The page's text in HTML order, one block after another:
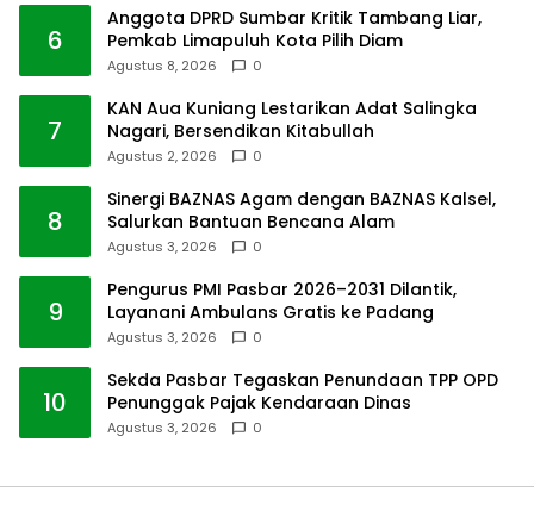
6
Anggota DPRD Sumbar Kritik Tambang Liar,
Pemkab Limapuluh Kota Pilih Diam
Agustus 8, 2026 0
7
KAN Aua Kuniang Lestarikan Adat Salingka
Nagari, Bersendikan Kitabullah
Agustus 2, 2026 0
8
Sinergi BAZNAS Agam dengan BAZNAS Kalsel,
Salurkan Bantuan Bencana Alam
Agustus 3, 2026 0
9
Pengurus PMI Pasbar 2026–2031 Dilantik,
Layanani Ambulans Gratis ke Padang
Agustus 3, 2026 0
10
Sekda Pasbar Tegaskan Penundaan TPP OPD
Penunggak Pajak Kendaraan Dinas
Agustus 3, 2026 0